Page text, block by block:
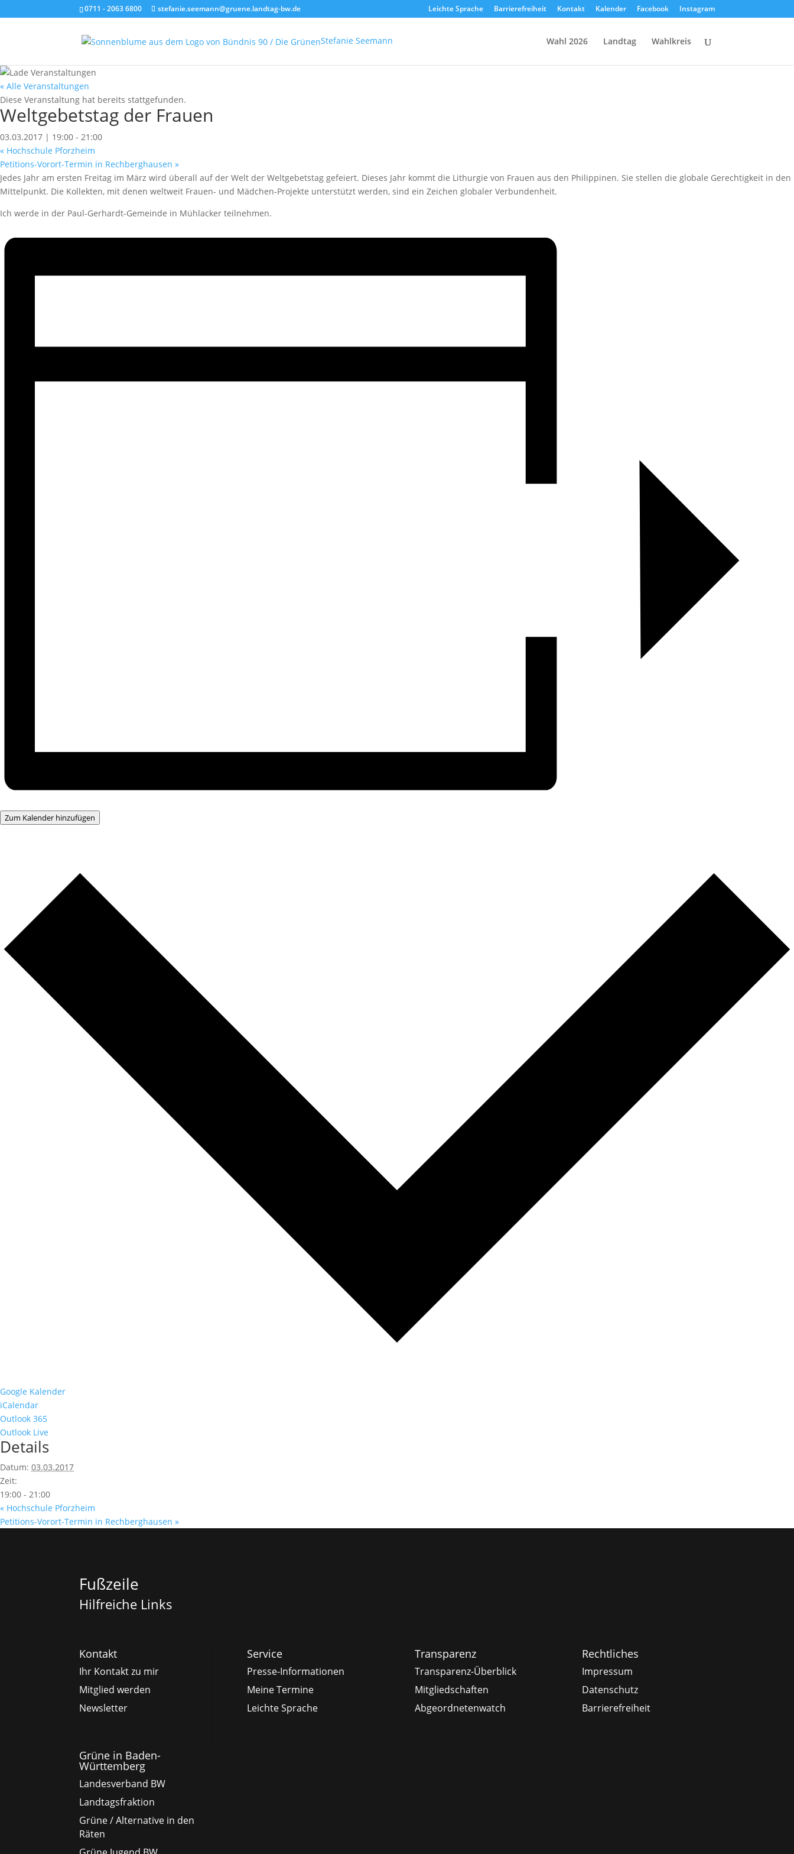
0711 - 2063 6800 stefanie.seemann@gruene.landtag-bw.de Leichte Sprache Barrierefreiheit Kontakt Kalender Facebook Instagram
Stefanie Seemann Wahl 2026 Landtag Wahlkreis
« Alle Veranstaltungen
Diese Veranstaltung hat bereits stattgefunden.
Weltgebetstag der Frauen
03.03.2017 | 19:00 - 21:00
« Hochschule Pforzheim
Petitions-Vorort-Termin in Rechberghausen »
Jedes Jahr am ersten Freitag im März wird überall auf der Welt der Weltgebetstag gefeiert. Dieses Jahr kommt die Lithurgie von Frauen aus den Philippinen. Sie stellen die globale Gerechtigkeit in den
Mittelpunkt. Die Kollekten, mit denen weltweit Frauen- und Mädchen-Projekte unterstützt werden, sind ein Zeichen globaler Verbundenheit.
Ich werde in der Paul-Gerhardt-Gemeinde in Mühlacker teilnehmen.
Zum Kalender hinzufügen
Google Kalender
iCalendar
Outlook 365
Outlook Live
Details
Datum: 03.03.2017
Zeit:
19:00 - 21:00
« Hochschule Pforzheim
Petitions-Vorort-Termin in Rechberghausen »
Fußzeile
Hilfreiche Links
Kontakt
Ihr Kontakt zu mir
Mitglied werden
Newsletter
Service
Presse-Informationen
Meine Termine
Leichte Sprache
Transparenz
Transparenz-Überblick
Mitgliedschaften
Abgeordnetenwatch
Rechtliches
Impressum
Datenschutz
Barrierefreiheit
Grüne in Baden-
Württemberg
Landesverband BW
Landtagsfraktion
Grüne / Alternative in den
Räten